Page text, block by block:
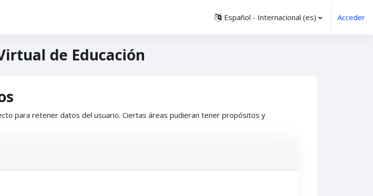
Español - Internacional ‎(es)‎ Acceder
de Educación
para retener datos del usuario. Ciertas áreas pudieran tener propósitos y